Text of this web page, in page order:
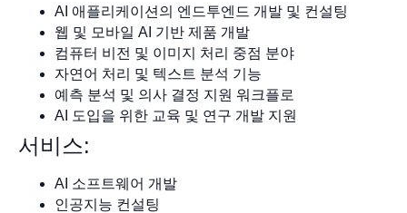
AI 애플리케이션의 엔드투엔드 개발 및 컨설팅
웹 및 모바일 AI 기반 제품 개발
컴퓨터 비전 및 이미지 처리 중점 분야
자연어 처리 및 텍스트 분석 기능
예측 분석 및 의사 결정 지원 워크플로
AI 도입을 위한 교육 및 연구 개발 지원
서비스:
AI 소프트웨어 개발
인공지능 컨설팅